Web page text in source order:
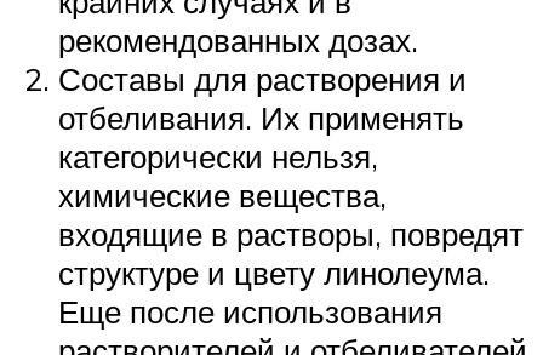
рекомендованных дозах.
Составы для растворения и
отбеливания. Их применять
категорически нельзя,
химические вещества,
входящие в растворы, повредят
структуре и цвету линолеума.
Еще после использования